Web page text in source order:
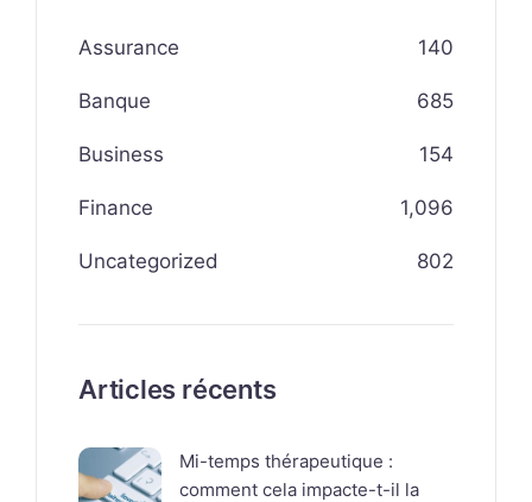
Assurance 140
Banque 685
Business 154
Finance 1,096
Uncategorized 802
Articles récents
Mi-temps thérapeutique :
comment cela impacte-t-il la